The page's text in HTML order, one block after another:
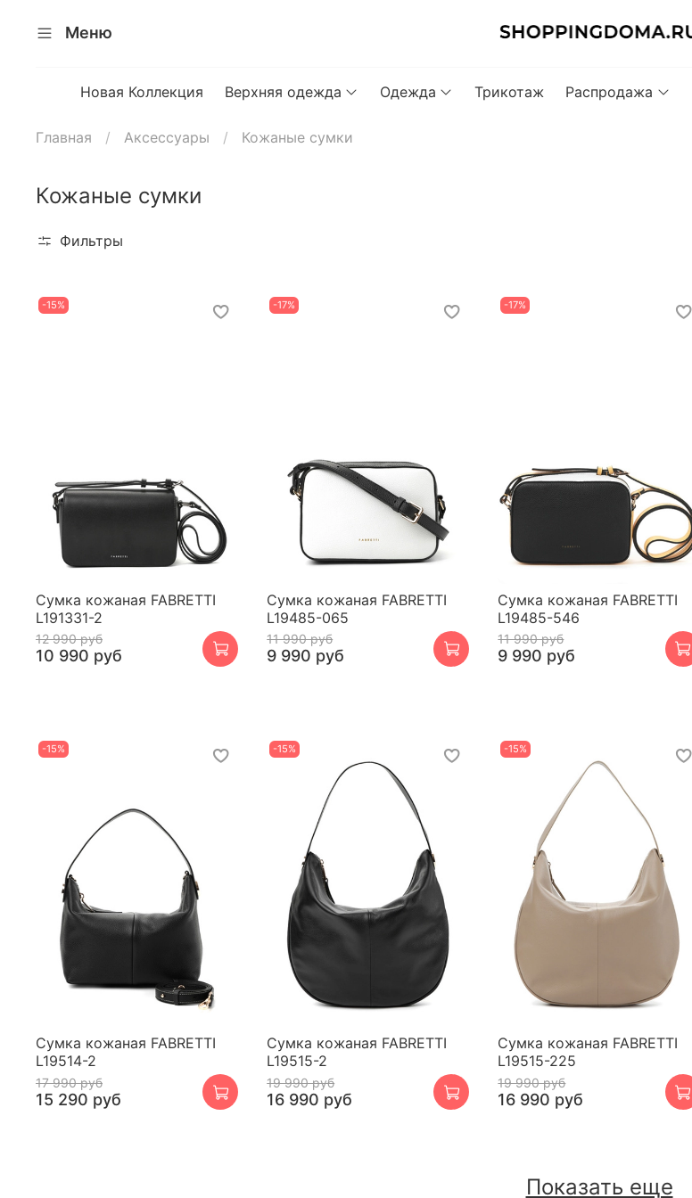
Меню
Новая Коллекция Верхняя одежда Одежда Трикотаж Распродажа
Главная Аксессуары Кожаные сумки
Кожаные сумки
Фильтры
-15%
Сумка кожаная FABRETTI
L191331-2
12 990 руб
10 990 руб
-17%
Сумка кожаная FABRETTI
L19485-065
11 990 руб
9 990 руб
-17%
Сумка кожаная FABRETTI
L19485-546
11 990 руб
9 990 руб
-15%
Сумка кожаная FABRETTI
L19514-2
17 990 руб
15 290 руб
-15%
Сумка кожаная FABRETTI
L19515-2
19 990 руб
16 990 руб
-15%
Сумка кожаная FABRETTI
L19515-225
19 990 руб
16 990 руб
Показать еще